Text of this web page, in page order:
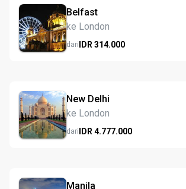
Belfast
ke London
dariIDR 314.000
New Delhi
ke London
dariIDR 4.777.000
Manila